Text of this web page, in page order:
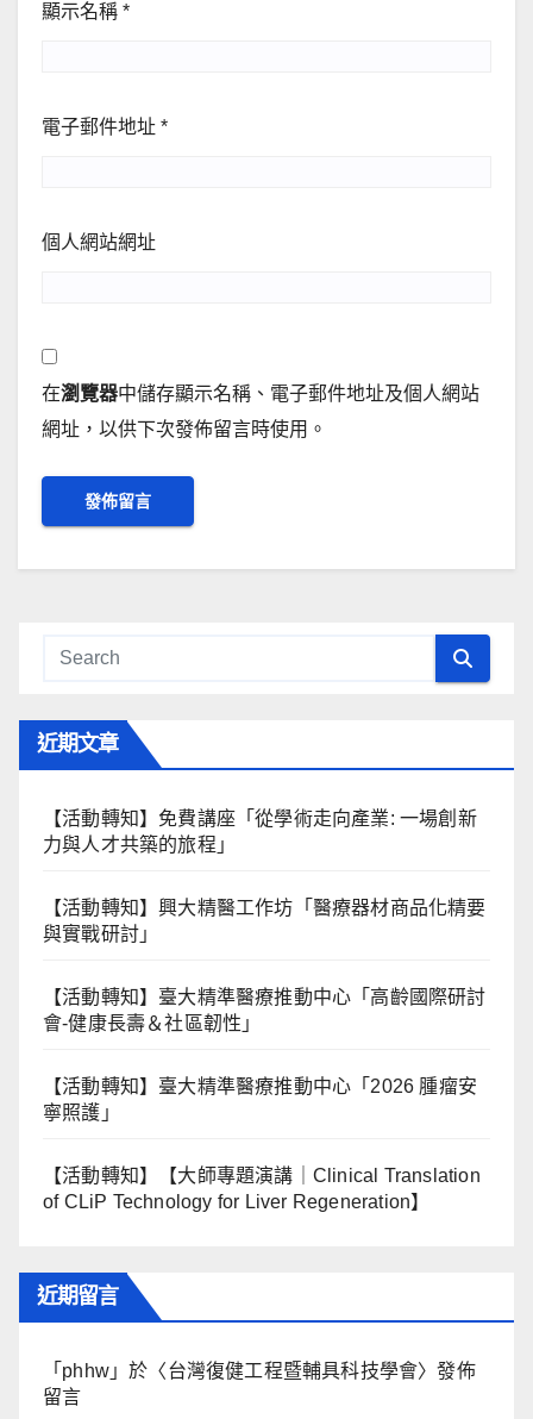
顯示名稱 *
電子郵件地址 *
個人網站網址
在瀏覽器中儲存顯示名稱、電子郵件地址及個人網站
網址，以供下次發佈留言時使用。
近期文章
【活動轉知】免費講座「從學術走向產業: ⼀場創新
力與⼈才共築的旅程」
【活動轉知】興大精醫工作坊「醫療器材商品化精要
與實戰研討」
【活動轉知】臺大精準醫療推動中心「高齡國際研討
會-健康長壽＆社區韌性」
【活動轉知】臺大精準醫療推動中心「2026 腫瘤安
寧照護」
【活動轉知】【大師專題演講｜Clinical Translation
of CLiP Technology for Liver Regeneration】
近期留言
「 phhw 」於〈台灣復健工程暨輔具科技學會〉發佈
留言